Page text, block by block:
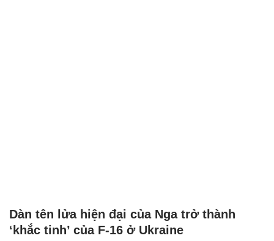
Dàn tên lửa hiện đại của Nga trở thành
‘khắc tinh’ của F-16 ở Ukraine